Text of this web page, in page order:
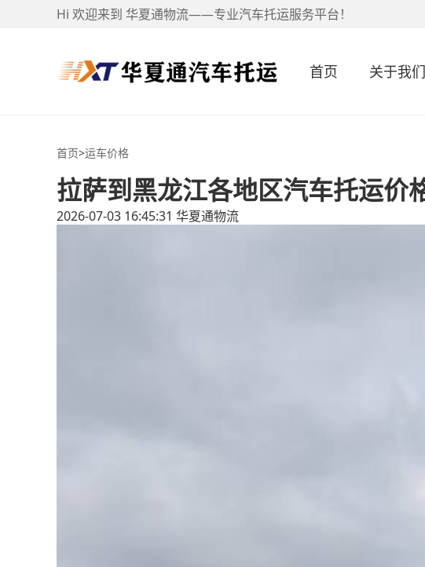
Hi 欢迎来到 华夏通物流——专业汽车托运服务平台！
首页 关于我们
首页>运车价格
拉萨到黑龙江各地区汽车托运价
2026-07-03 16:45:31 华夏通物流